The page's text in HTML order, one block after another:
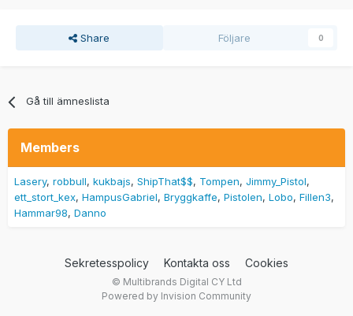
Share Följare 0
Gå till ämneslista
Members
Lasery robbull kukbajs ShipThat$$ Tompen Jimmy_Pistol
ett_stort_kex HampusGabriel Bryggkaffe Pistolen Lobo Fillen3
Hammar98 Danno
Sekretesspolicy Kontakta oss Cookies
© Multibrands Digital CY Ltd
Powered by Invision Community